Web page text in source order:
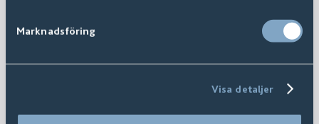
Marknadsföring
Visa detaljer